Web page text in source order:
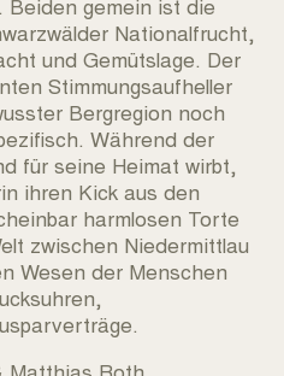
Nationalfrucht,
und Gemütslage. Der
Stimmungsaufheller
Bergregion noch
Während der
für seine Heimat wirbt,
ihren Kick aus den
harmlosen Torte
zwischen Niedermittlau
Wesen der Menschen